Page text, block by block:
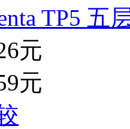
TP5 五
元
元